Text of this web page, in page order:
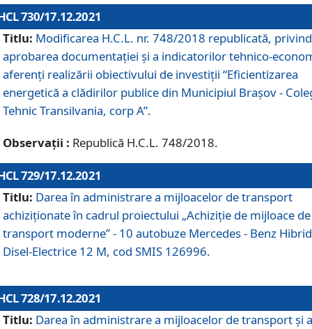
730/17.12.2021
Titlu: Modificarea H.C.L. nr. 748/2018 republicată, privind
aprobarea documentației și a indicatorilor tehnico-
aferenți realizării obiectivului de investiții “Eficientizarea
energetică a clădirilor publice din Municipiul Brașov -
Tehnic Transilvania, corp A”.
Observații : Republică H.C.L. 748/2018.
729/17.12.2021
Titlu: Darea în administrare a mijloacelor de transport
achiziționate în cadrul proiectului „Achiziţie de mijloace de
transport moderne” - 10 autobuze Mercedes - Benz Hibrid
Disel-Electrice 12 M, cod SMIS 126996.
728/17.12.2021
Titlu: Darea în administrare a mijloacelor de transport și a